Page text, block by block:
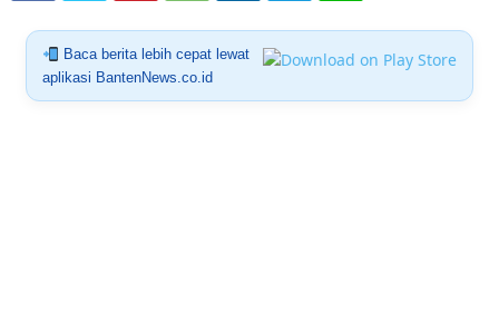
Baca berita lebih cepat lewat
aplikasi BantenNews.co.id